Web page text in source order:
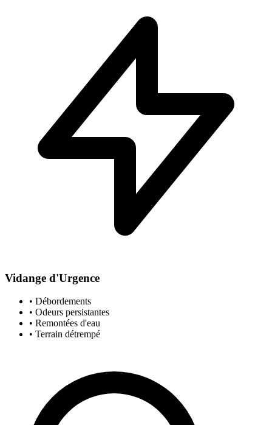
Vidange d'Urgence
• Débordements
• Odeurs persistantes
• Remontées d'eau
• Terrain détrempé